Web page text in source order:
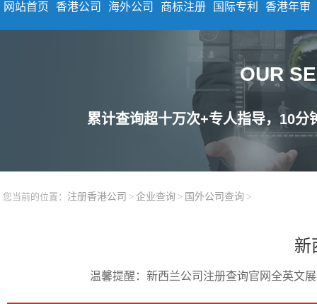
网站首页 香港公司 海外公司 商标注册 国际专利 香港年审
OUR
累计查询超十万次+专人指导，10
您当前的位置： 注册香港公司 > 企业查询 > 国外公司查询 >
新
温馨提醒：新西兰公司注册查询官网全英文